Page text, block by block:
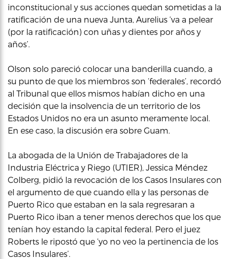
inconstitucional y sus acciones quedan sometidas a la
ratificación de una nueva Junta, Aurelius ‘va a pelear
(por la ratificación) con uñas y dientes por años y
años’.
Olson solo pareció colocar una banderilla cuando, a
su punto de que los miembros son ‘federales’, recordó
al Tribunal que ellos mismos habían dicho en una
decisión que la insolvencia de un territorio de los
Estados Unidos no era un asunto meramente local.
En ese caso, la discusión era sobre Guam.
La abogada de la Unión de Trabajadores de la
Industria Eléctrica y Riego (UTIER), Jessica Méndez
Colberg, pidió la revocación de los Casos Insulares con
el argumento de que cuando ella y las personas de
Puerto Rico que estaban en la sala regresaran a
Puerto Rico iban a tener menos derechos que los que
tenían hoy estando la capital federal. Pero el juez
Roberts le ripostó que ‘yo no veo la pertinencia de los
Casos Insulares’.